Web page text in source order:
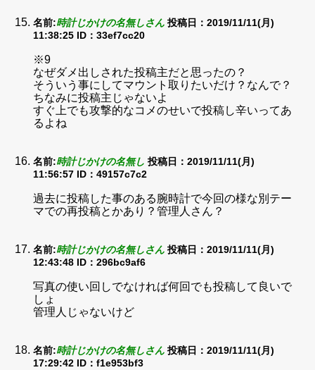
名前:時計じかけの名無しさん 投稿日：2019/11/11(月)
11:38:25 ID：33ef7cc20
※9
なぜダメ出しされた投稿主だと思ったの？
そういう事にしてマウント取りたいだけ？なんで？
ちなみに投稿主じゃないよ
すぐ上でも攻撃的なコメのせいで投稿し辛いってあ
るよね
名前:時計じかけの名無し 投稿日：2019/11/11(月)
11:56:57 ID：49157c7c2
過去に投稿した事のある腕時計で今回の様な別テー
マでの再投稿とかあり？管理人さん？
名前:時計じかけの名無しさん 投稿日：2019/11/11(月)
12:43:48 ID：296bc9af6
写真の使い回しでなければ何回でも投稿して良いで
しょ
管理人じゃないけど
名前:時計じかけの名無しさん 投稿日：2019/11/11(月)
17:29:42 ID：f1e953bf3